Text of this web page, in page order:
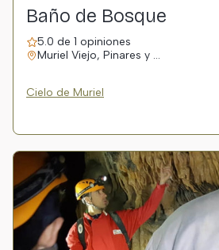
Baño de Bosque
5.0 de 1 opiniones
Muriel Viejo, Pinares y …
Cielo de Muriel